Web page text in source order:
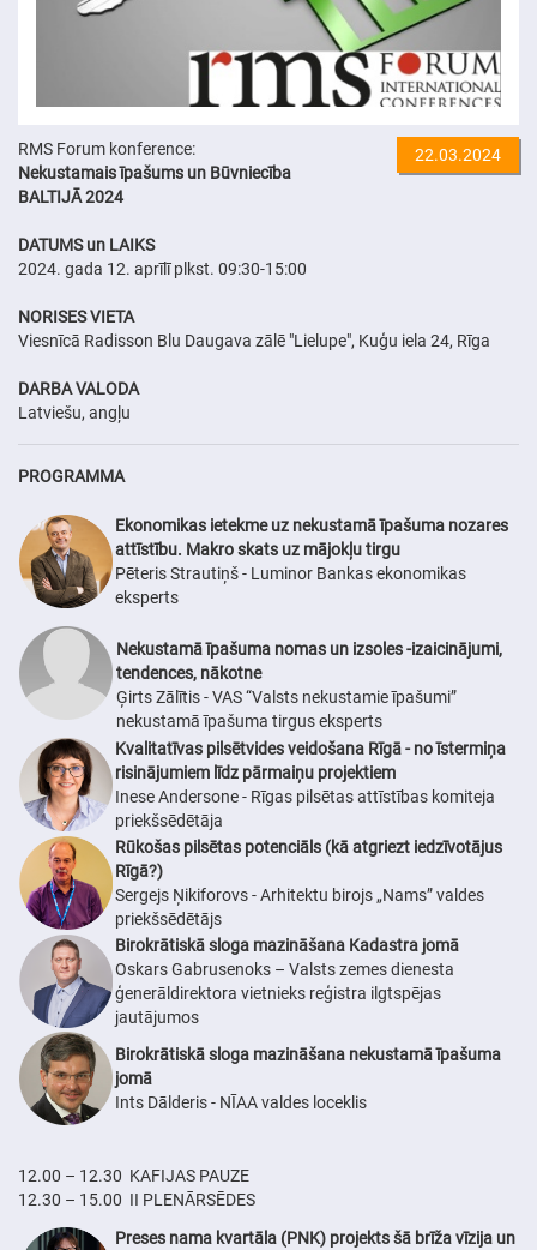
22.03.2024
RMS Forum konference:
Nekustamais īpašums un Būvniecība
BALTIJĀ 2024
DATUMS un LAIKS
2024. gada 12. aprīlī plkst. 09:30-15:00
NORISES VIETA
Viesnīcā Radisson Blu Daugava zālē "Lielupe", Kuģu iela 24, Rīga
DARBA VALODA
Latviešu, angļu
PROGRAMMA
Ekonomikas ietekme uz nekustamā īpašuma nozares
attīstību. Makro skats uz mājokļu tirgu
Pēteris Strautiņš - Luminor Bankas ekonomikas
eksperts
Nekustamā īpašuma nomas un izsoles -izaicinājumi,
tendences, nākotne
Ģirts Zālītis - VAS “Valsts nekustamie īpašumi”
nekustamā īpašuma tirgus eksperts
Kvalitatīvas pilsētvides veidošana Rīgā - no īstermiņa
risinājumiem līdz pārmaiņu projektiem
Inese Andersone - Rīgas pilsētas attīstības komiteja
priekšsēdētāja
Rūkošas pilsētas potenciāls (kā atgriezt iedzīvotājus
Rīgā?)
Sergejs Ņikiforovs - Arhitektu birojs „Nams” valdes
priekšsēdētājs
Birokrātiskā sloga mazināšana Kadastra jomā
Oskars Gabrusenoks – Valsts zemes dienesta
ģenerāldirektora vietnieks reģistra ilgtspējas
jautājumos
Birokrātiskā sloga mazināšana nekustamā īpašuma
jomā
Ints Dālderis - NĪAA valdes loceklis
12.00 – 12.30 KAFIJAS PAUZE
12.30 – 15.00 II PLENĀRSĒDES
Preses nama kvartāla (PNK) projekts šā brīža vīzija un